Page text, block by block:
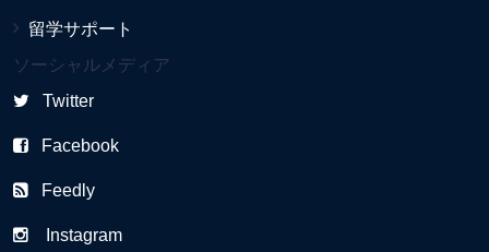
留学サポート
ソーシャルメディア
Twitter
Facebook
Feedly
Instagram